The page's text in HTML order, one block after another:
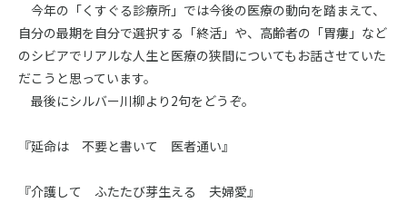
今年の「くすぐる診療所」では今後の医療の動向を踏まえて、
自分の最期を自分で選択する「終活」や、高齢者の「胃瘻」など
のシビアでリアルな人生と医療の狭間についてもお話させていた
だこうと思っています。
最後にシルバー川柳より2句をどうぞ。
『延命は 不要と書いて 医者通い』
『介護して ふたたび芽生える 夫婦愛』